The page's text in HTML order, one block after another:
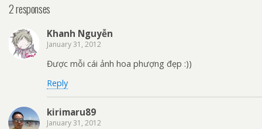
2 responses
Khanh Nguyễn
January 31, 2012
Được mỗi cái ảnh hoa phượng đẹp :))
Reply
kirimaru89
January 31, 2012